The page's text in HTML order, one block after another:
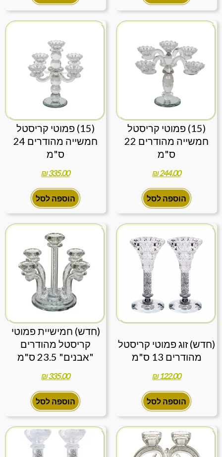
(15) פמוטי קריסטל
חמשייה מהודרים 22
ס"מ
₪244.00
הוספה לסל
(15) פמוטי קריסטל
חמשייה מהודרים 24
ס"מ
₪335.00
הוספה לסל
(חדש) זוג פמוטי קריסטל
מהודרים 13 ס"מ
₪122.00
הוספה לסל
(חדש) חמישיית פמוטי
קריסטל מהודרים
"אבנים" 23.5 ס"מ
₪335.00
הוספה לסל